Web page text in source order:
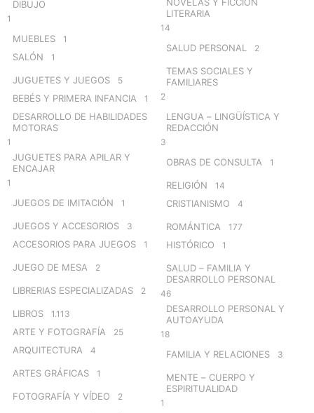
DIBUJO
1
MUEBLES 1
SALÓN 1
JUGUETES Y JUEGOS 5
BEBÉS Y PRIMERA INFANCIA 1
DESARROLLO DE HABILIDADES
MOTORAS
1
JUGUETES PARA APILAR Y
ENCAJAR
1
JUEGOS DE IMITACIÓN 1
JUEGOS Y ACCESORIOS 3
ACCESORIOS PARA JUEGOS 1
JUEGO DE MESA 2
LIBRERIAS ESPECIALIZADAS 2
LIBROS 1.113
ARTE Y FOTOGRAFÍA 25
ARQUITECTURA 4
ARTES GRÁFICAS 1
FOTOGRAFÍA Y VÍDEO 2
NOVELAS Y FICCIÓN
LITERARIA
14
SALUD PERSONAL 2
TEMAS SOCIALES Y
FAMILIARES
2
LENGUA – LINGÜÍSTICA Y
REDACCIÓN
3
OBRAS DE CONSULTA 1
RELIGIÓN 14
CRISTIANISMO 4
ROMÁNTICA 177
HISTÓRICO 1
SALUD – FAMILIA Y
DESARROLLO PERSONAL
46
DESARROLLO PERSONAL Y
AUTOAYUDA
18
FAMILIA Y RELACIONES 3
MENTE – CUERPO Y
ESPIRITUALIDAD
1